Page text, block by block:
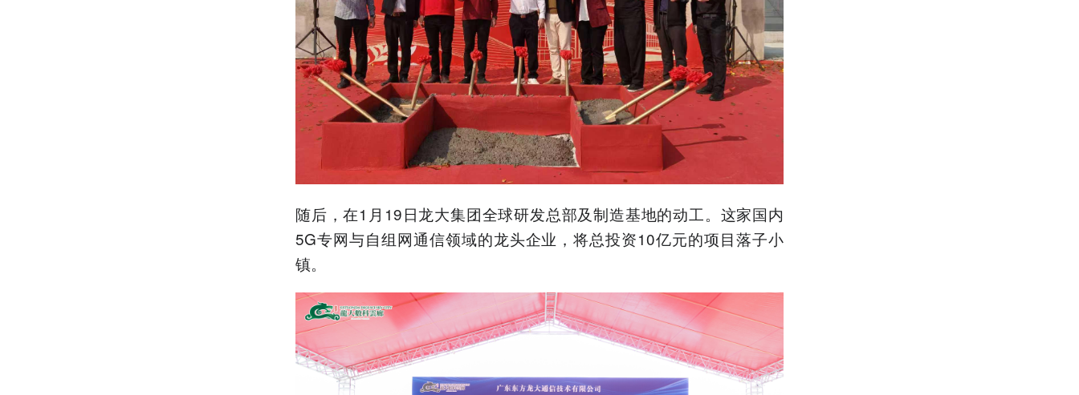
随后，在1月19日龙大集团全球研发总部及制造基地的动工。这家国内
5G专网与自组网通信领域的龙头企业，将总投资10亿元的项目落子小
镇。